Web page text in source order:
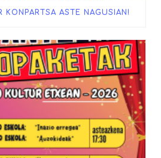
KONPARTSA ASTE NAGUSIAN!